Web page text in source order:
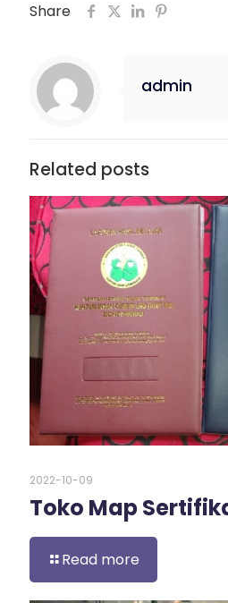
Share
admin
Related posts
2022-10-09
Toko Map
Read more